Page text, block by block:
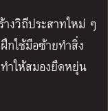
งวิถีประสาทใหม่ ๆ
กใช้มือซ้ายทำสิ่ง
ำให้สมองยืดหยุ่น